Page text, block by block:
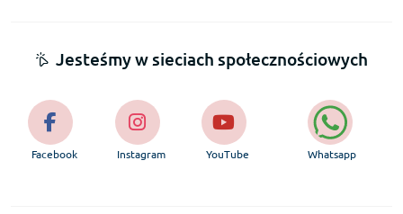
Jesteśmy w sieciach społecznościowych
Facebook Instagram YouTube Whatsapp